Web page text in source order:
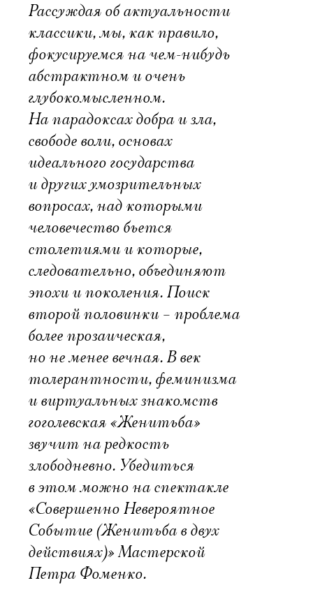
Рассуждая об актуальности
классики, мы, как правило,
фокусируемся на чем-нибудь
абстрактном и очень
глубокомысленном.
На парадоксах добра и зла,
свободе воли, основах
идеального государства
и других умозрительных
вопросах, над которыми
человечество бьется
столетиями и которые,
следовательно, объединяют
эпохи и поколения. Поиск
второй половинки – проблема
более прозаическая,
но не менее вечная. В век
толерантности, феминизма
и виртуальных знакомств
гоголевская «Женитьба»
звучит на редкость
злободневно. Убедиться
в этом можно на спектакле
«Совершенно Невероятное
Событие (Женитьба в двух
действиях)» Мастерской
Петра Фоменко.